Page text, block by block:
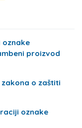
oznake
proizvod
o zaštiti
oznake